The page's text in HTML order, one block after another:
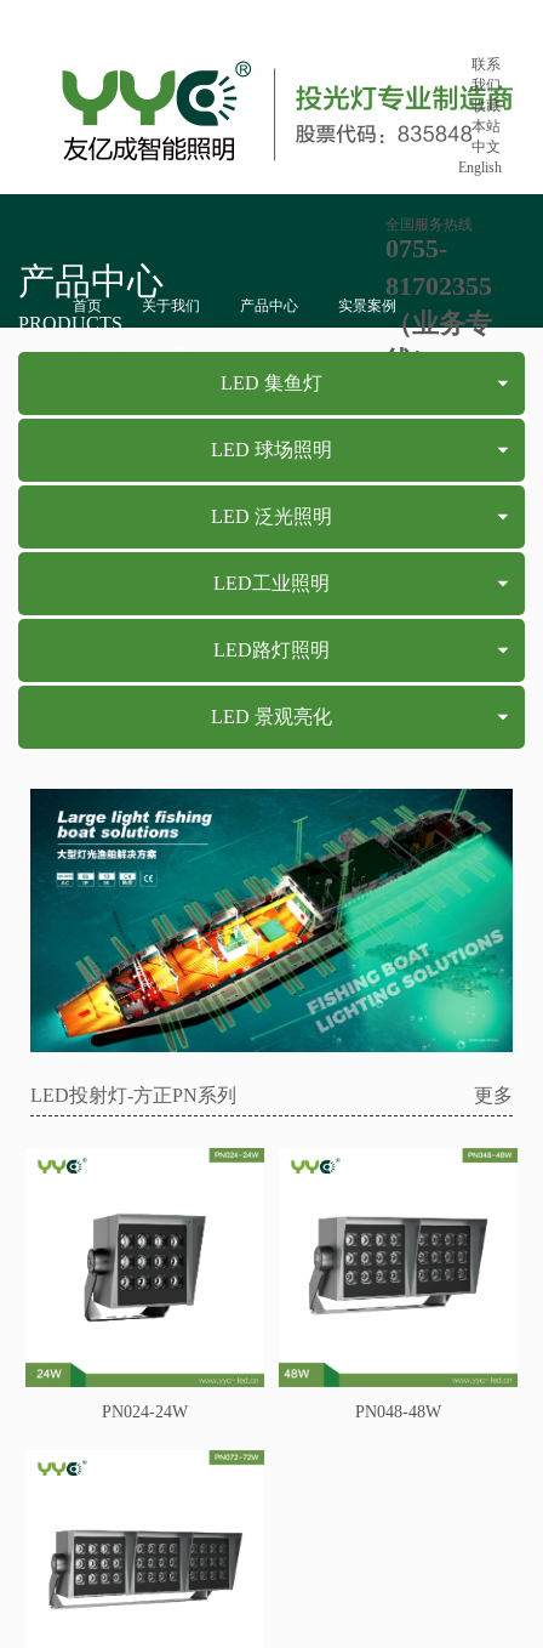
联系
我们
收藏
本站
中文
English
全国服务热线
0755-
81702355
（业务专
线）：865
首页 关于我们 产品中心 实景案例
技术服务 新闻
产品中心
PRODUCTS
LED 集鱼灯
LED 球场照明
LED 泛光照明
LED工业照明
LED路灯照明
LED 景观亮化
LED投射灯-方正PN系列 更多
PN024-24W PN048-48W